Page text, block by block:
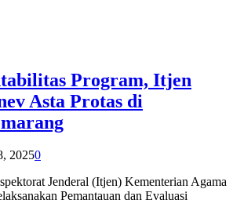
Program, Itjen
Asta Protas di
20250
Jenderal (Itjen) Kementerian Agama
Pemantauan dan Evaluasi